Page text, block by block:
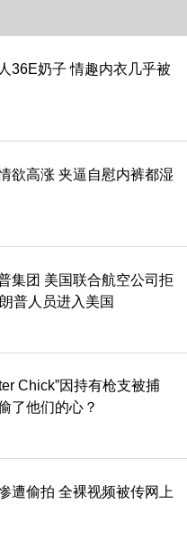
情被评估为稳定。”
36E奶子 情趣内衣几乎被
欲高涨 夹逼自慰内裤都湿
集团 美国联合航空公司拒
普人员进入美国
Chick”因持有枪支被捕
了他们的心？
遭偷拍 全裸视频被传网上